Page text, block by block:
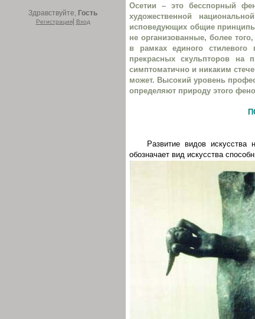
Здравствуйте, Гость
Регистрация| Вход
Осетии – это бесспорный
художественной
исповедующих общие
не организованные, более
в рамках единого
прекрасных скульпторов на
симптоматично и никаким
может. Высокий уровень
определяют природу этого
Развитие видов
обозначает вид искусства